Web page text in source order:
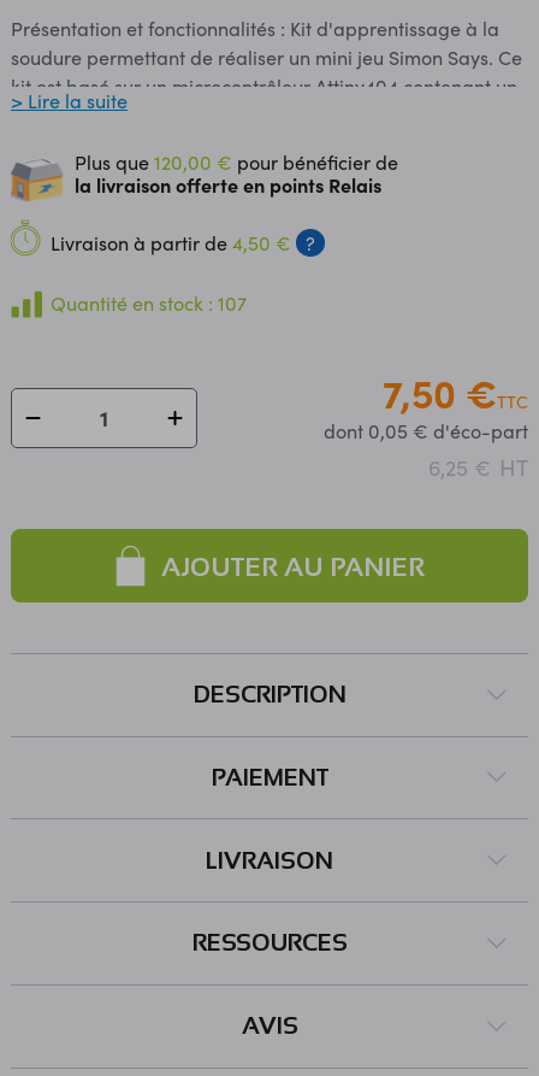
Présentation et fonctionnalités : Kit d'apprentissage à la
soudure permettant de réaliser un mini jeu Simon Says. Ce
kit est basé sur un microcontrôleur Attiny404 contenant un
programme Arduino. Le but du jeu est d'appuyer sur les
chaque bonne réponse, le jeu devient un peu plus difficile.
Le kit Simons Says est alimenté via une pile CR2032 incluse.
Une notice de montage est disponible au format PDF.
Contenu : - 1 x platine avec Attiny404 - 4 x boutons-
poussoirs - 4 x capuchons (jaune, rouge, bleu et vert) - 4 x
résistances 330 Ω - 4 x LEDs (jaune, rouge, bleue et verte)
souder soi-même Référence Soldered : 333141
> Lire la suite
Plus que120,00 € pour bénéficier de
la livraison offerte en points Relais
Livraison à partir de4,50 € ?
Quantité en stock : 107
7,50 €TTC
dont 0,05 € d'éco-part
6,25 € HT
AJOUTER AU PANIER
DESCRIPTION
PAIEMENT
LIVRAISON
RESSOURCES
AVIS